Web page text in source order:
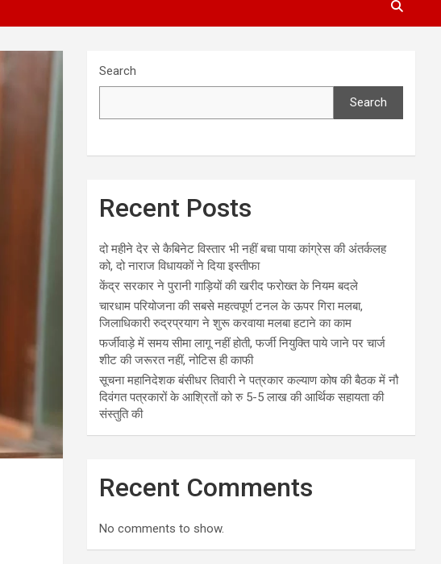
Search
Search
Recent Posts
दो महीने देर से कैबिनेट विस्तार भी नहीं बचा पाया कांग्रेस की अंतर्कलह
को, दो नाराज विधायकों ने दिया इस्तीफा
केंद्र सरकार ने पुरानी गाड़ियों की खरीद फरोख्त के नियम बदले
चारधाम परियोजना की सबसे महत्वपूर्ण टनल के ऊपर गिरा मलबा,
जिलाधिकारी रुद्रप्रयाग ने शुरू करवाया मलबा हटाने का काम
फर्जीवाड़े में समय सीमा लागू नहीं होती, फर्जी नियुक्ति पाये जाने पर चार्ज
शीट की जरूरत नहीं, नोटिस ही काफी
सूचना महानिदेशक बंसीधर तिवारी ने पत्रकार कल्याण कोष की बैठक में नौ
दिवंगत पत्रकारों के आश्रितों को रु 5-5 लाख की आर्थिक सहायता की
संस्तुति की
Recent Comments
No comments to show.